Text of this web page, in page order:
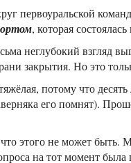
первоуральской
, которая
неглубокий взгляд
закрытия. Но это
потому что
его помнят).
этого не может
на тот момент